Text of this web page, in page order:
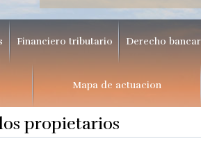
Financiero tributario Derecho
Mapa de actuacion
propietarios